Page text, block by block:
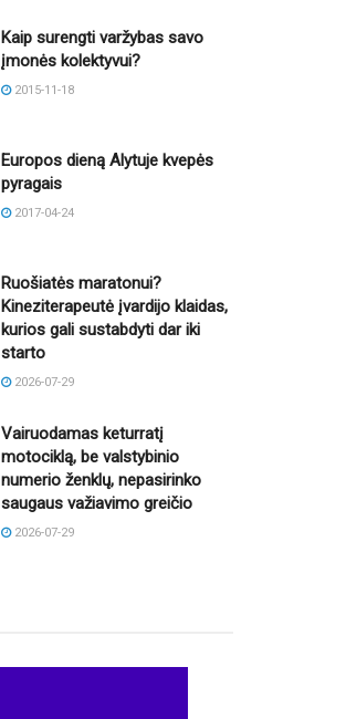
Kaip surengti varžybas savo
įmonės kolektyvui?
2015-11-18
Europos dieną Alytuje kvepės
pyragais
2017-04-24
Ruošiatės maratonui?
Kineziterapeutė įvardijo klaidas,
kurios gali sustabdyti dar iki
starto
2026-07-29
Vairuodamas keturratį
motociklą, be valstybinio
numerio ženklų, nepasirinko
saugaus važiavimo greičio
2026-07-29